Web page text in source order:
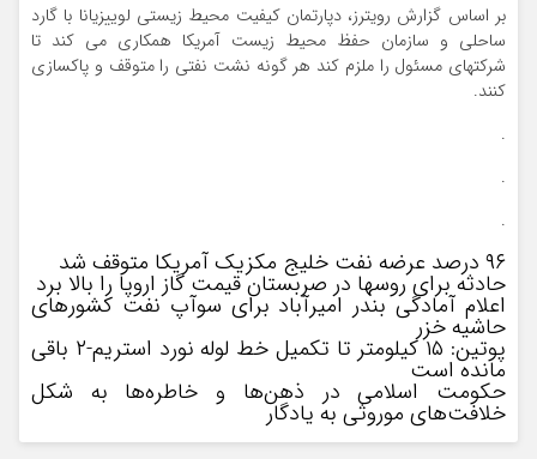
بر اساس گزارش رویترز، دپارتمان کیفیت محیط زیستی لوییزیانا با گارد
ساحلی و سازمان حفظ محیط زیست آمریکا همکاری می کند تا
شرکتهای مسئول را ملزم کند هر گونه نشت نفتی را متوقف و پاکسازی
کنند.
.
.
.
۹۶ درصد عرضه نفت خلیج مکزیک آمریکا متوقف شد
حادثه برای روسها در صربستان قیمت گاز اروپا را بالا برد
اعلام آمادگی بندر امیرآباد برای سوآپ نفت کشورهای
حاشیه خزر
پوتین: ۱۵ کیلومتر تا تکمیل خط لوله نورد استریم-۲ باقی
مانده است
حکومت اسلامی در ذهن‌ها و خاطره‌ها به شکل
خلافت‌های موروثی به یادگار